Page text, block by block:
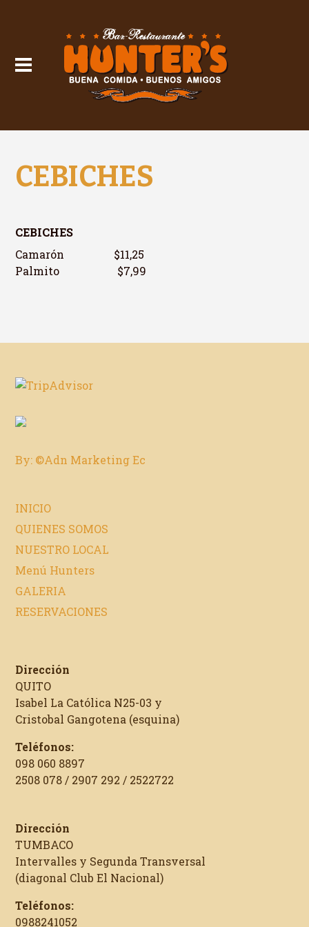
CEBICHES
CEBICHES
Camarón $11,25
Palmito $7,99
By: ©Adn Marketing Ec
INICIO
QUIENES SOMOS
NUESTRO LOCAL
Menú Hunters
GALERIA
RESERVACIONES
Dirección
QUITO
Isabel La Católica N25-03 y
Cristobal Gangotena (esquina)
Teléfonos:
098 060 8897
2508 078 / 2907 292 / 2522722
Dirección
TUMBACO
Intervalles y Segunda Transversal
(diagonal Club El Nacional)
Teléfonos:
0988241052